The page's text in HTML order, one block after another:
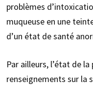
problèmes
muqueuse en une
d’un état de santé
Par ailleurs, l’état de
renseignements sur la